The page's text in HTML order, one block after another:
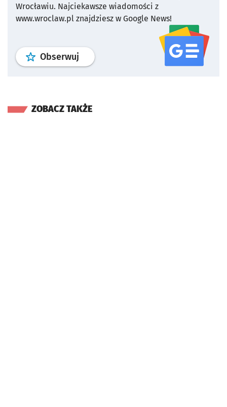
Wrocławiu. Najciekawsze wiadomości z
www.wroclaw.pl znajdziesz w Google News!
Obserwuj profil serwisu
ZOBACZ TAKŻE